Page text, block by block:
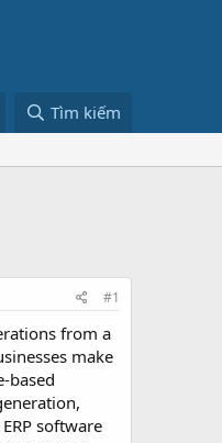
Tìm kiếm
#1
from a
make
based
software